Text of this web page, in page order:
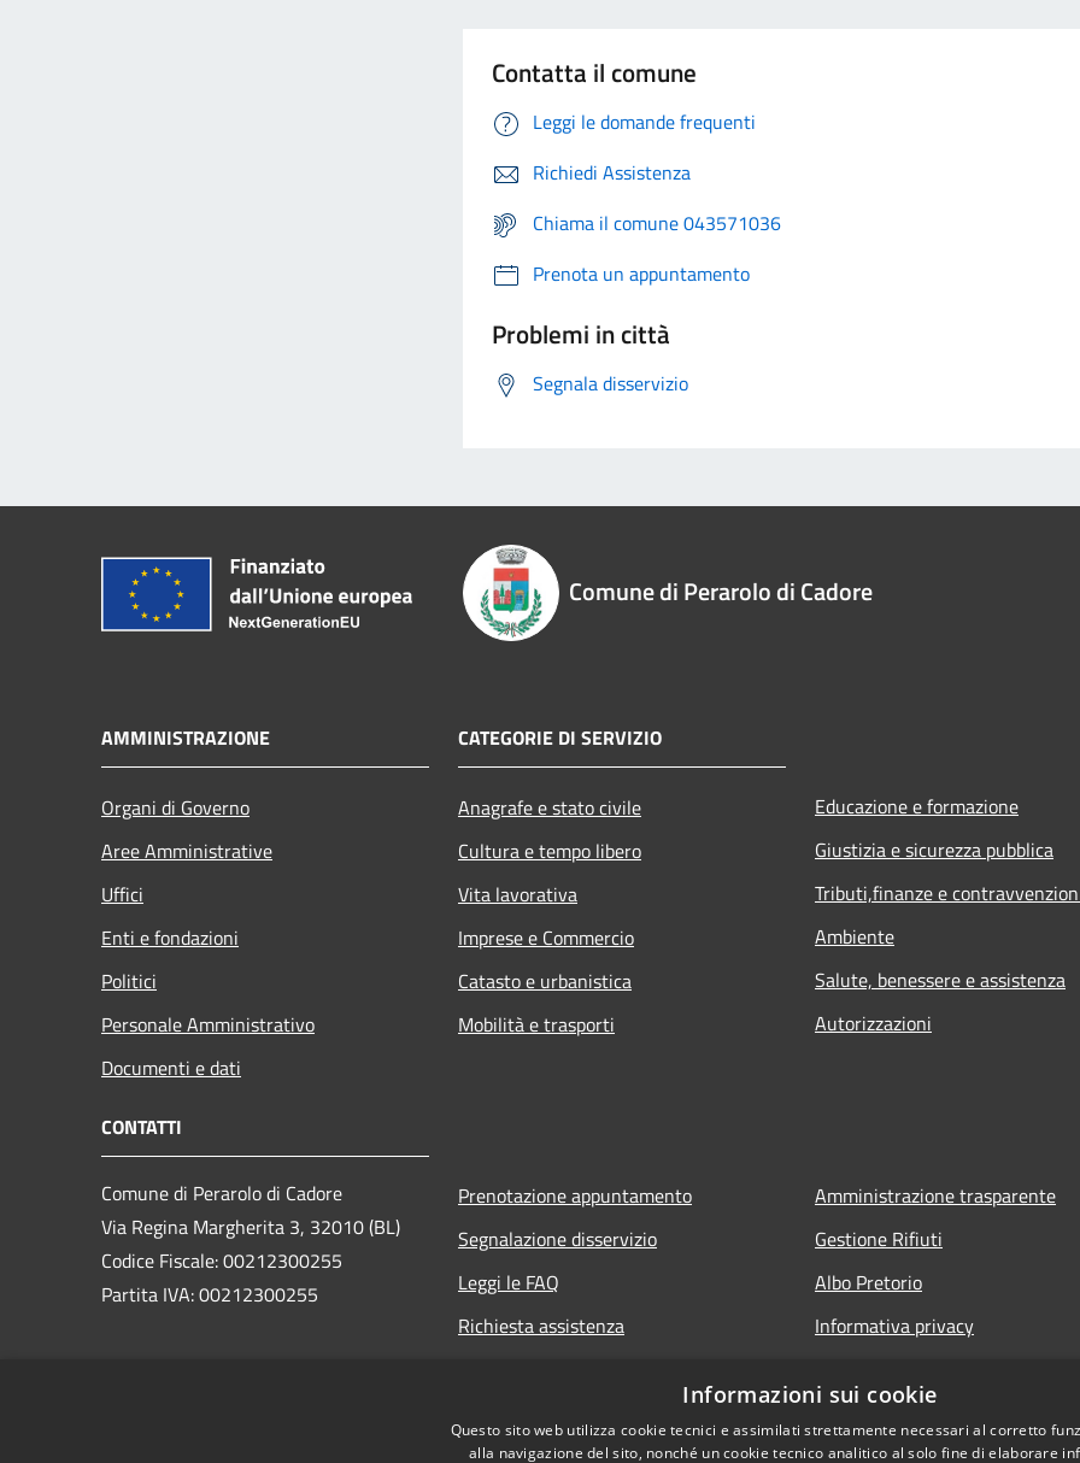
Contatta il comune
Leggi le domande frequenti
Richiedi Assistenza
Chiama il comune 043571036
Prenota un appuntamento
Problemi in città
Segnala disservizio
Comune di Perarolo di Cadore
AMMINISTRAZIONE
Organi di Governo
Aree Amministrative
Uffici
Enti e fondazioni
Politici
Personale Amministrativo
Documenti e dati
CATEGORIE DI SERVIZIO
Anagrafe e stato civile
Cultura e tempo libero
Vita lavorativa
Imprese e Commercio
Catasto e urbanistica
Mobilità e trasporti
Educazione e formazione
Giustizia e sicurezza pubblica
Tributi,finanze e
Ambiente
Salute, benessere e assistenza
Autorizzazioni
CONTATTI
Comune di Perarolo di Cadore
Via Regina Margherita 3, 32010 (BL)
Codice Fiscale: 00212300255
Partita IVA: 00212300255
Prenotazione appuntamento
Segnalazione disservizio
Leggi le FAQ
Richiesta assistenza
Amministrazione trasparente
Gestione Rifiuti
Albo Pretorio
Informativa privacy
Dichiarazione di accessibilità
Informazioni sui cookie
Questo sito web utilizza cookie tecnici e assimilati strettamente necessari al corretto
alla navigazione del sito, nonché un cookie tecnico analitico al solo fine di elaborare